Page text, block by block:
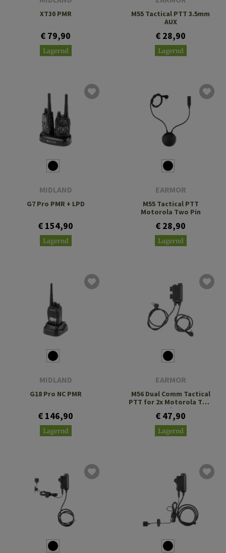
XT30 PMR
€ 79,90
Lagernd
M55 Tactical PTT 3.5mm
AUX
€ 28,90
Lagernd
MIDLAND
G7 Pro PMR + LPD
€ 154,90
Lagernd
EARMOR
M55 Tactical PTT
Motorola Two Pin
€ 28,90
Lagernd
MIDLAND
G18 Pro NC PMR
€ 146,90
Lagernd
EARMOR
M56 Dual Comm Tactical
PTT for 2x Motorola Two
Pin
€ 47,90
Lagernd